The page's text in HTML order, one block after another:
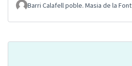
Barri Calafell poble. Masia de la Font